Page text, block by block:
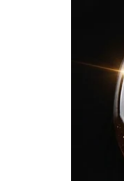
Mnogi Bikovi
o osobi koja je
Ovo je dan
vas. Upravo
Finansijski
za novac ili
Blizanci će biti
neočekivano,